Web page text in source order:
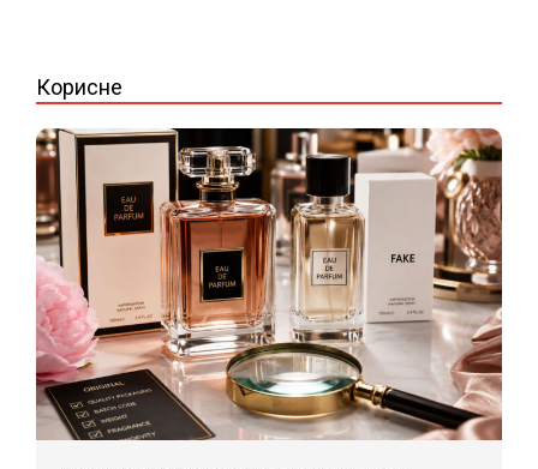
Корисне